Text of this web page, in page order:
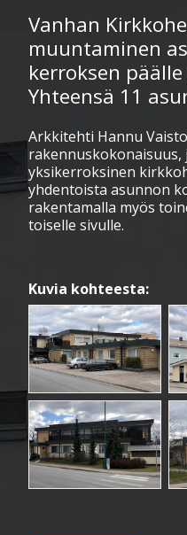
Vanhan
muuntaminen
kerroksen
Yhteensä 11
Arkkitehti Hannu
rakennuskokonaisuus,
yksikerroksinen
yhdentoista asunnon
rakentamalla myös
toiselle sivulle.
Kuvia kohteesta: